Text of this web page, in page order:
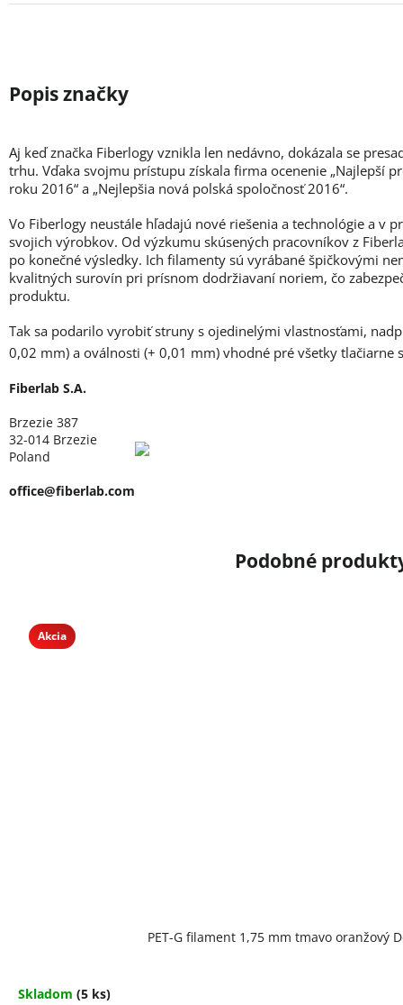
Akcia
PET-G filament 1,75 mm tmavo oranžový
Skladom (5 ks)
Aj keď značka Fiberlogy vznikla len nedávno, dokázala se
trhu. Vďaka svojmu prístupu získala firma ocenenie „Najlepší
roku 2016“ a „Nejlepšia nová polská spoločnosť 2016“.
Vo Fiberlogy neustále hľadajú nové riešenia a technológie a v
svojich výrobkov. Od výzkumu skúsených pracovníkov z
po konečné výsledky. Ich filamenty sú vyrábané špičkovými
kvalitných surovín pri prísnom dodržiavaní noriem, čo
produktu.
Tak sa podarilo vyrobiť struny s ojedinelými vlastnosťami,
0,02 mm) a oválnosti (+ 0,01 mm) vhodné pré všetky tlačiarne
Fiberlab S.A.
Brzezie 387
32-014 Brzezie
Poland
office@fiberlab.com